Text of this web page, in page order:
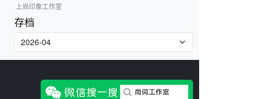
上尚印象工作室
存档